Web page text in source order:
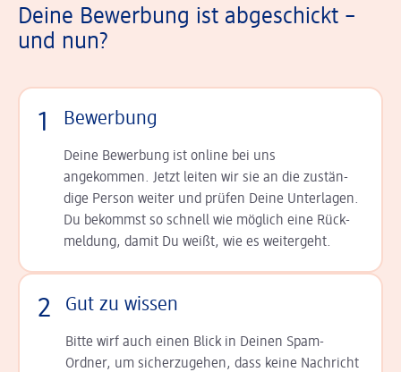
Deine Bewerbung ist abgeschickt –
und nun?
1 Bewerbung
Deine Bewerbung ist online bei uns
angekommen. Jetzt leiten wir sie an die zu­stän­
dige Person weiter und prüfen Deine Unterlagen.
Du bekommst so schnell wie möglich eine Rück­
meldung, damit Du weißt, wie es weitergeht.
2 Gut zu wissen
Bitte wirf auch einen Blick in Deinen Spam-
Ordner, um sicherzugehen, dass keine Nachricht